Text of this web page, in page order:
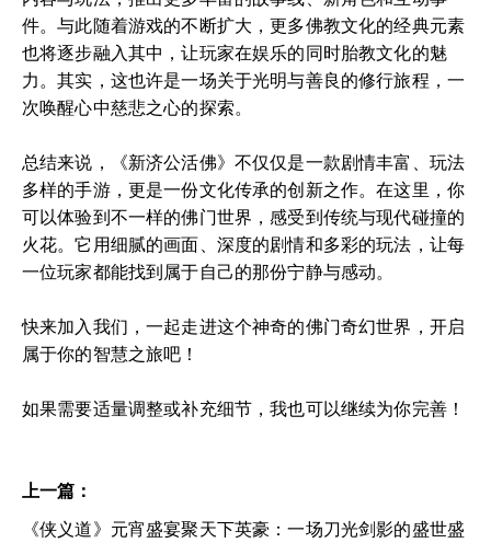
件。与此随着游戏的不断扩大，更多佛教文化的经典元素
也将逐步融入其中，让玩家在娱乐的同时胎教文化的魅
力。其实，这也许是一场关于光明与善良的修行旅程，一
次唤醒心中慈悲之心的探索。
总结来说，《新济公活佛》不仅仅是一款剧情丰富、玩法
多样的手游，更是一份文化传承的创新之作。在这里，你
可以体验到不一样的佛门世界，感受到传统与现代碰撞的
火花。它用细腻的画面、深度的剧情和多彩的玩法，让每
一位玩家都能找到属于自己的那份宁静与感动。
快来加入我们，一起走进这个神奇的佛门奇幻世界，开启
属于你的智慧之旅吧！
如果需要适量调整或补充细节，我也可以继续为你完善！
上一篇：
《侠义道》元宵盛宴聚天下英豪：一场刀光剑影的盛世盛